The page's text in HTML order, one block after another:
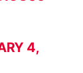
4,